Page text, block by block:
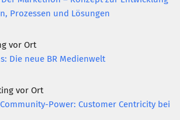
Prozessen und Lösungen
vor Ort
Die neue BR Medienwelt
vor Ort
Power: Customer Centricity bei